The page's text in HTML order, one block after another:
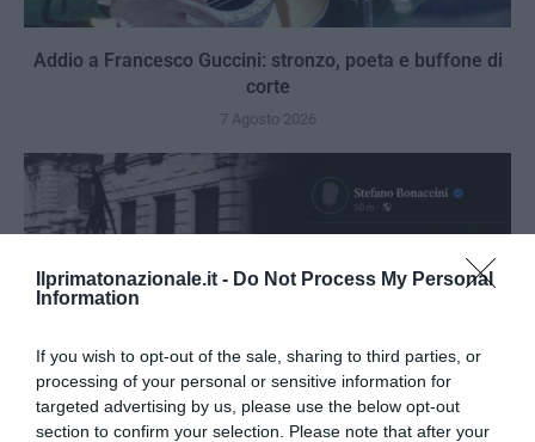
Ilprimatonazionale.it - Do Not Process My Personal
Information
If you wish to opt-out of the sale, sharing to third parties, or
processing of your personal or sensitive information for
targeted advertising by us, please use the below opt-out
section to confirm your selection. Please note that after your
Addio a Francesco Guccini: stronzo, poeta e buffone di
corte
7 Agosto 2026